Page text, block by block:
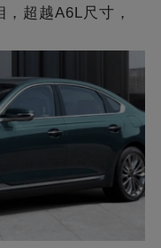
超越A6L尺寸，